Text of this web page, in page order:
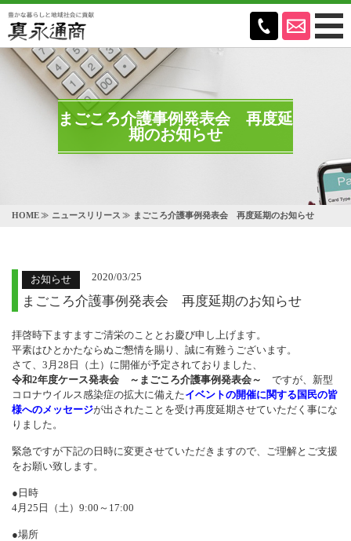
まごころ介護事例発表会 再度延
期のお知らせ
HOME ニュースリリース まごころ介護事例発表会 再度延期のお知らせ
お知らせ 2020/03/25
まごころ介護事例発表会 再度延期のお知らせ
拝啓時下ますますご清栄のこととお慶び申し上げます。
平素はひとかたならぬご懇情を賜り、誠に有難うございます。
さて、3月28日（土）に開催が予定されておりました、
令和2年度ケース発表会 ～まごころ介護事例発表会～ ですが、新型
コロナウイルス感染症の拡大に備えたイベントの開催に関する国民の皆
様へのメッセージが出されたことを受け再度延期させていただく事にな
りました。
緊急ですが下記の日時に変更させていただきますので、ご理解とご支援
をお願い致します。
●日時
4月25日（土）9:00～17:00
●場所